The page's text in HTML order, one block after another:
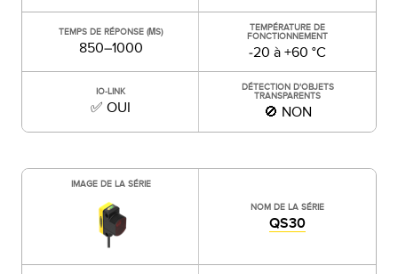
TEMPS DE RÉPONSE (ΜS)
850–1000
TEMPÉRATURE DE
FONCTIONNEMENT
-20 à +60 °C
IO-LINK
✅ OUI
DÉTECTION D'OBJETS
TRANSPARENTS
🚫 NON
IMAGE DE LA SÉRIE
NOM DE LA SÉRIE
QS30